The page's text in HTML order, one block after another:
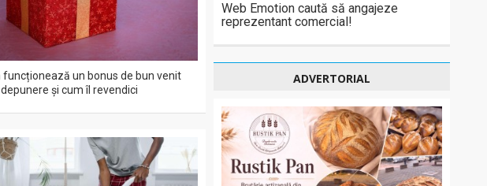
funcționează un bonus de bun venit
și cum îl revendici
Web Emotion caută să angajeze
reprezentant comercial!
ADVERTORIAL